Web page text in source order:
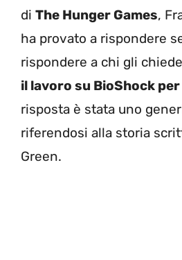
di The Hunger Games,
ha provato a rispondere
rispondere a chi gli
il lavoro su BioShock
risposta è stata uno
riferendosi alla storia
Green.